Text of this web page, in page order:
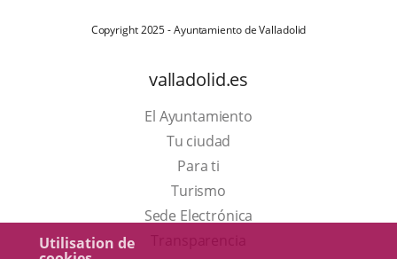
Utilisation de
Copyright 2025 - Ayuntamiento de Valladolid
valladolid.es
El Ayuntamiento
Tu ciudad
Para ti
TurismoEste
enlace
Sede Electrónica